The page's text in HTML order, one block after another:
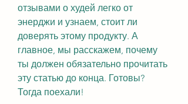
отзывами о худей легко от
энерджи и узнаем, стоит ли
доверять этому продукту. А
главное, мы расскажем, почему
ты должен обязательно прочитать
эту статью до конца. Готовы?
Тогда поехали!